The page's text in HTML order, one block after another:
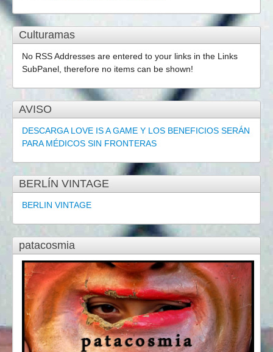
Culturamas
No RSS Addresses are entered to your links in the Links
SubPanel, therefore no items can be shown!
AVISO
DESCARGA LOVE IS A GAME Y LOS BENEFICIOS SERÁN
PARA MÉDICOS SIN FRONTERAS
BERLÍN VINTAGE
BERLIN VINTAGE
patacosmia